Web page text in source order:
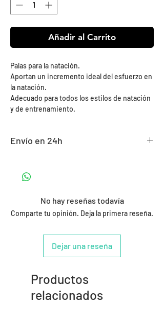
Añadir al Carrito
Palas para la natación.
Aportan un incremento ideal del esfuerzo en
la natación.
Adecuado para todos los estilos de natación
y de entrenamiento.
Envío en 24h
No hay reseñas todavía
Comparte tu opinión. Deja la primera reseña.
Dejar una reseña
Productos
relacionados